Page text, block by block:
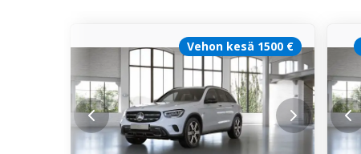
Vehon kesä 1500 €